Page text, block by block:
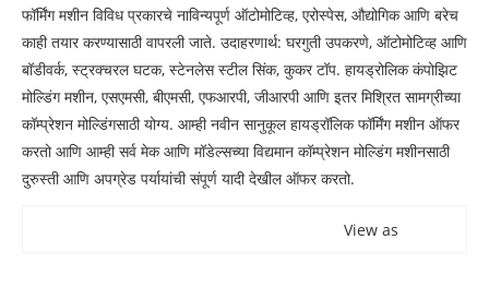
फॉर्मिंग मशीन विविध प्रकारचे नाविन्यपूर्ण ऑटोमोटिव्ह, एरोस्पेस, औद्योगिक आणि बरेच
काही तयार करण्यासाठी वापरली जाते. उदाहरणार्थ: घरगुती उपकरणे, ऑटोमोटिव्ह आणि
बॉडीवर्क, स्ट्रक्चरल घटक, स्टेनलेस स्टील सिंक, कुकर टॉप. हायड्रोलिक कंपोझिट
मोल्डिंग मशीन, एसएमसी, बीएमसी, एफआरपी, जीआरपी आणि इतर मिश्रित सामग्रीच्या
कॉम्प्रेशन मोल्डिंगसाठी योग्य. आम्ही नवीन सानुकूल हायड्रॉलिक फॉर्मिंग मशीन ऑफर
करतो आणि आम्ही सर्व मेक आणि मॉडेल्सच्या विद्यमान कॉम्प्रेशन मोल्डिंग मशीनसाठी
दुरुस्ती आणि अपग्रेड पर्यायांची संपूर्ण यादी देखील ऑफर करतो.
View as